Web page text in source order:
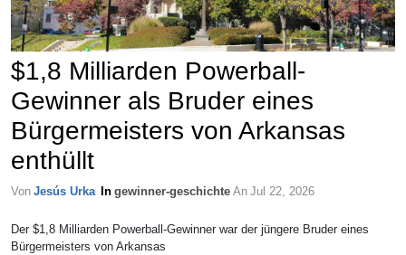
$1,8 Milliarden Powerball-
Gewinner als Bruder eines
Bürgermeisters von Arkansas
enthüllt
Von Jesús Urka In gewinner-geschichte An Jul 22, 2026
Der $1,8 Milliarden Powerball-Gewinner war der jüngere Bruder eines
Bürgermeisters von Arkansas